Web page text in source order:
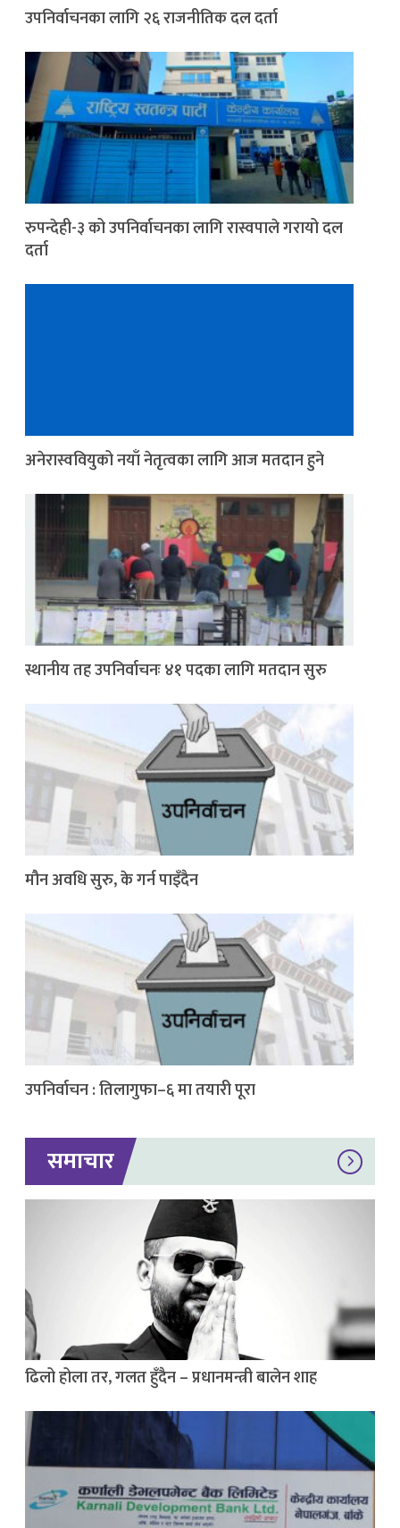
उपनिर्वाचनका लागि २६ राजनीतिक दल दर्ता
रुपन्देही-३ को उपनिर्वाचनका लागि रास्वपाले गरायो दल
दर्ता
अनेरास्ववियुको नयाँ नेतृत्वका लागि आज मतदान हुने
स्थानीय तह उपनिर्वाचनः ४१ पदका लागि मतदान सुरु
मौन अवधि सुरु, के गर्न पाइँदैन
उपनिर्वाचन : तिलागुफा–६ मा तयारी पूरा
समाचार
ढिलो होला तर, गलत हुँदैन – प्रधानमन्त्री बालेन शाह